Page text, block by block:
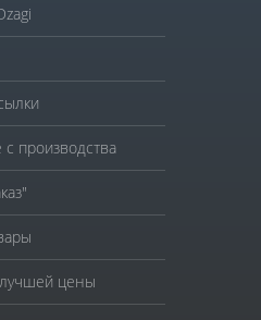
производства
цены